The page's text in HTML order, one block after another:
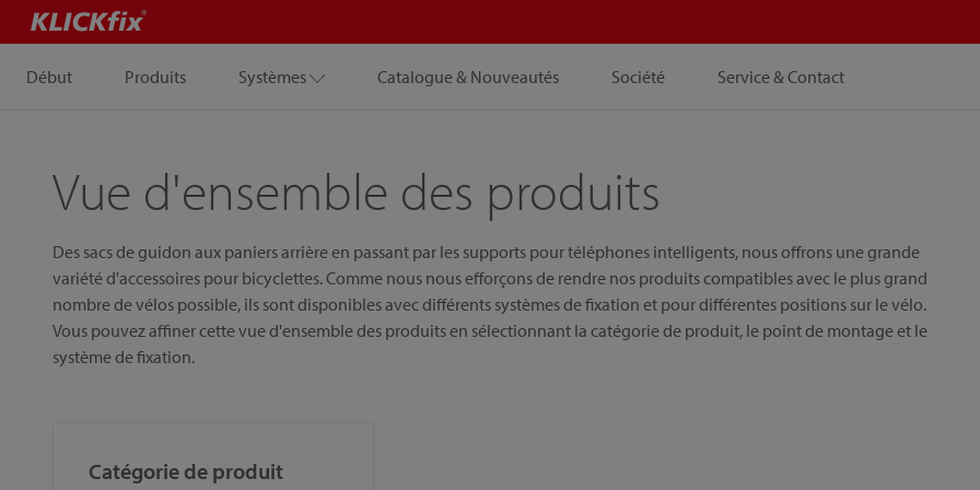
Début Produits Systèmes Catalogue & Nouveautés Société Service & Contact
Vue d'ensemble des produits
Des sacs de guidon aux paniers arrière en passant par les supports pour téléphones intelligents, nous offrons une grande
variété d'accessoires pour bicyclettes. Comme nous nous efforçons de rendre nos produits compatibles avec le plus grand
nombre de vélos possible, ils sont disponibles avec différents systèmes de fixation et pour différentes positions sur le vélo.
Vous pouvez affiner cette vue d'ensemble des produits en sélectionnant la catégorie de produit, le point de montage et le
système de fixation.
Catégorie de produit